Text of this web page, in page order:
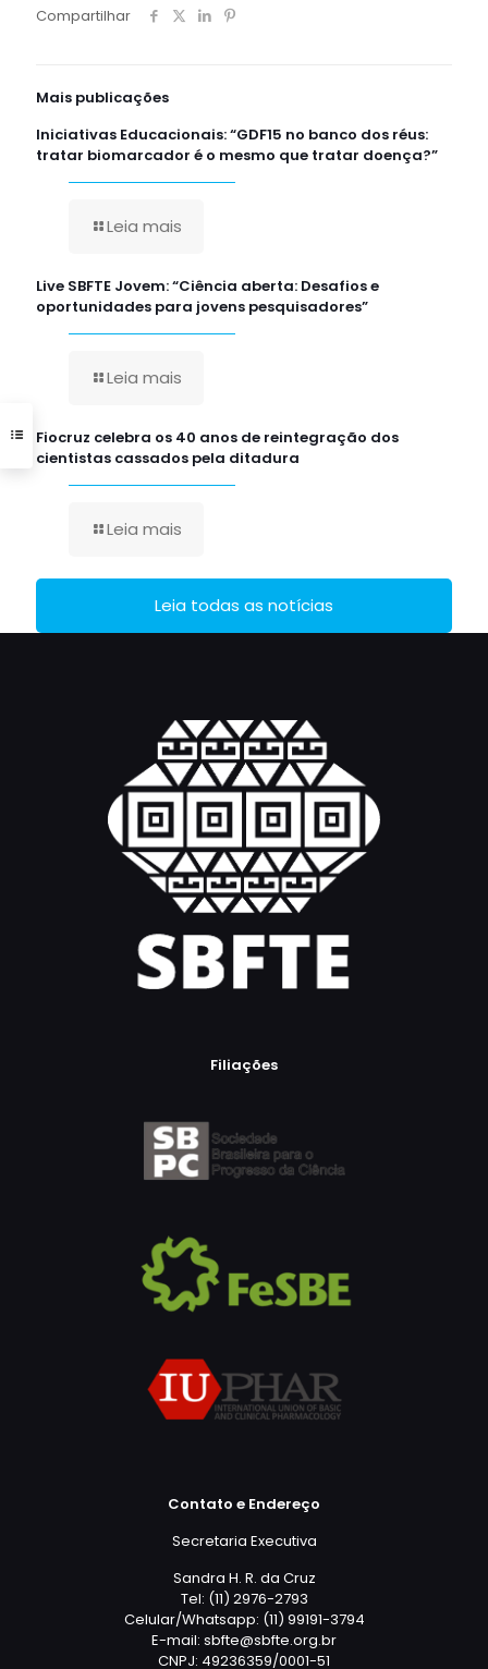
Compartilhar
Mais publicações
Iniciativas Educacionais: “GDF15 no banco dos réus:
tratar biomarcador é o mesmo que tratar doença?”
Leia mais
Live SBFTE Jovem: “Ciência aberta: Desafios e
oportunidades para jovens pesquisadores”
Leia mais
Fiocruz celebra os 40 anos de reintegração dos
cientistas cassados pela ditadura
Leia mais
Leia todas as notícias
Filiações
Contato e Endereço
Secretaria Executiva
Sandra H. R. da Cruz
Tel: (11) 2976-2793
Celular/Whatsapp: (11) 99191-3794
E-mail: sbfte@sbfte.org.br
CNPJ: 49236359/0001-51